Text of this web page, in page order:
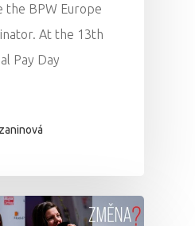
the BPW Europe
At the 13th
Pay Day